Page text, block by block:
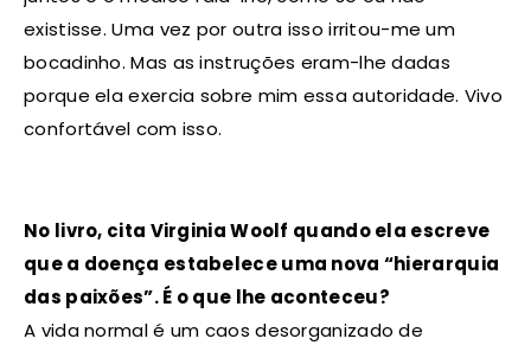
existisse. Uma vez por outra isso irritou-me um
bocadinho. Mas as instruções eram-lhe dadas
porque ela exercia sobre mim essa autoridade. Vivo
confortável com isso.
No livro, cita Virginia Woolf quando ela escreve
que a doença estabelece uma nova “hierarquia
das paixões”. É o que lhe aconteceu?
A vida normal é um caos desorganizado de